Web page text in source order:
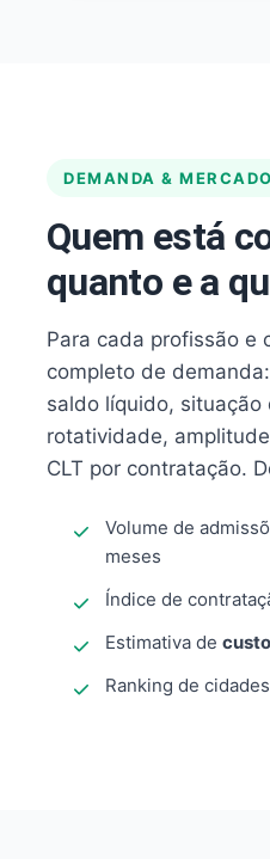
DEMANDA & MERCADO
Quem está
quanto e a
Para cada profissão e
completo de
saldo líquido,
rotatividade,
CLT por contratação.
Volume de
meses
Índice de
Estimativa de
Ranking de